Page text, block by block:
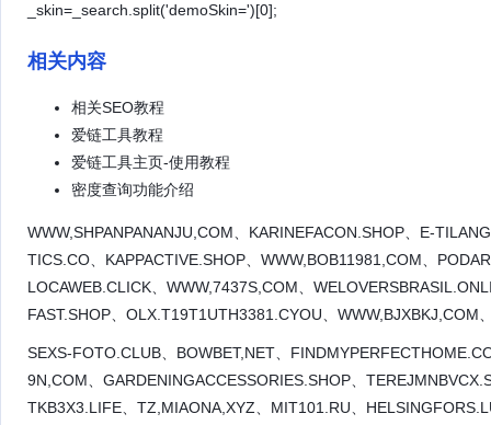
_skin=_search.split('demoSkin=')[0];
相关内容
相关SEO教程
爱链工具教程
爱链工具主页-使用教程
密度查询功能介绍
WWW,SHPANPANANJU,COM、KARINEFACON.SHOP、E-
TICS.CO、KAPPACTIVE.SHOP、WWW,BOB11981,COM、
LOCAWEB.CLICK、WWW,7437S,COM、
FAST.SHOP、OLX.T19T1UTH3381.CYOU、WWW,BJXBKJ,COM
SEXS-FOTO.CLUB、BOWBET,NET、
9N,COM、GARDENINGACCESSORIES.SHOP、
TKB3X3.LIFE、TZ,MIAONA,XYZ、MIT101.RU、